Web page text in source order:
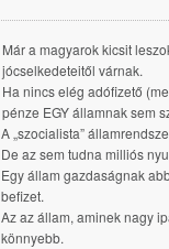
Már a magyarok kicsit
jócselkedeteitől várnak.
Ha nincs elég adófizető
pénze EGY államnak sem
A „szocialista”
De az sem tudna milliós
Egy állam gazdaságnak
befizet.
Az az állam, aminek nagy
könnyebb.